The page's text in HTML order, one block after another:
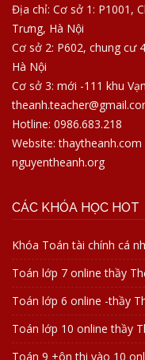
Địa chỉ: Cơ sở 1: P1001,
Trưng, Hà Nội
Cơ sở 2: P602, chung cư
Hà Nội
Cơ sở 3: mới -111 khu
Hotline: 0986.683.218
Website: thaytheanh.com
nguyentheanh.org
CÁC KHÓA HỌC HOT
Khóa Toán tài chính cá
Toán lớp 7 online thầy
Toán lớp 6 online -thầy
Toán lớp 10 online thầy
Toán 9 +ôn thi vào 10